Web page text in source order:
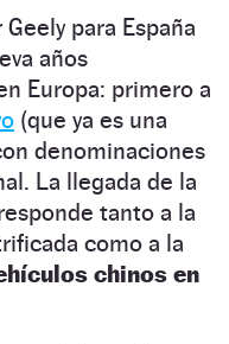
para España
años
Europa: primero a
(que ya es una
denominaciones
La llegada de la
tanto a la
como a la
chinos en